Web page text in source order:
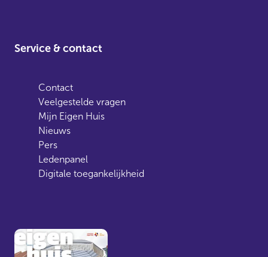
Service & contact
Contact
Veelgestelde vragen
Mijn Eigen Huis
Nieuws
Pers
Ledenpanel
Digitale toegankelijkheid